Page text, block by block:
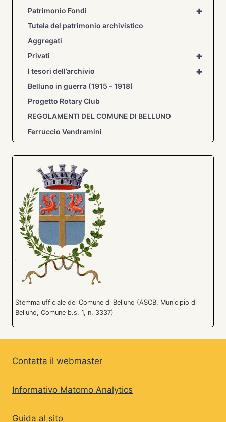
+
Patrimonio Fondi
Tutela del patrimonio archivistico
Aggregati
+
Privati
+
I tesori dell’archivio
Belluno in guerra (1915 – 1918)
Progetto Rotary Club
REGOLAMENTI DEL COMUNE DI BELLUNO
Ferruccio Vendramini
Stemma ufficiale del Comune di Belluno (ASCB, Municipio di
Belluno, Comune b.s. 1, n. 3337)
Contatta il webmaster
Informativo Matomo Analytics
Guida al sito